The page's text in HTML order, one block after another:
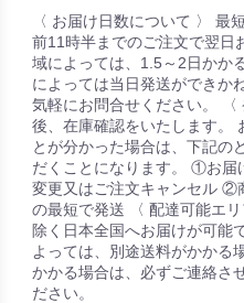
〈 お届け日数について 〉 最
前11時半までのご注文で翌
域によっては、1.5～2日かか
によっては当日発送ができか
気軽にお問合せください。
後、在庫確認をいたします。
とが分かった場合は、下記の
だくことになります。 ①お
変更又はご注文キャンセル ②
の最短で発送 〈 配達可能エ
除く日本全国へお届けが可能
よっては、別途送料がかかる
かかる場合は、必ずご連絡さ
ださい。